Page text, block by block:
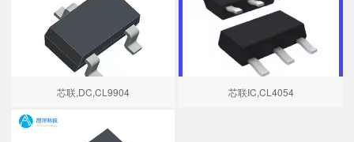
芯联,DC,CL9904 芯联IC,CL4054